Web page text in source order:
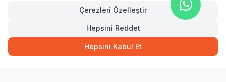
649,00TL Hızlı Teslimat
SEPETE EKLE
Sıkça Sorulan Sorular
Ovacık Mah. Hacıoğlu Sok. No:13 Başiskele / KOCAELİ
Müşteri Destek Hattı
Çerezleri Özelleştir
Hepsini Reddet
Hepsini Kabul Et